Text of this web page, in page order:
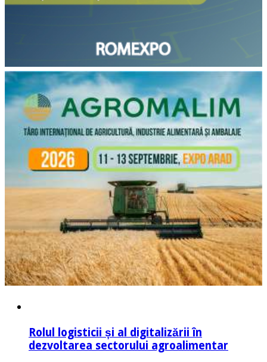
Rolul logisticii și al digitalizării în
dezvoltarea sectorului agroalimentar